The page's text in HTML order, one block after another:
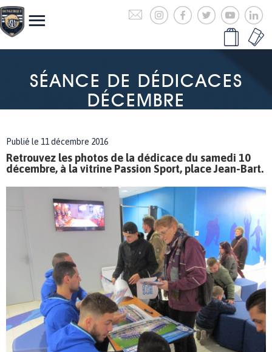
SÉANCE DE DÉDICACES
DÉCEMBRE
Publié le 11 décembre 2016
Retrouvez les photos de la dédicace du samedi 10
décembre, à la vitrine Passion Sport, place Jean-Bart.